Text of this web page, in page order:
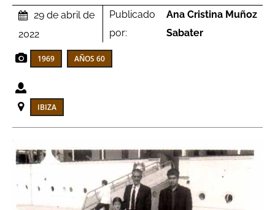
29 de abril de
2022
Publicado
por:
Ana Cristina Muñoz
Sabater
1969 AÑOS 60
IBIZA